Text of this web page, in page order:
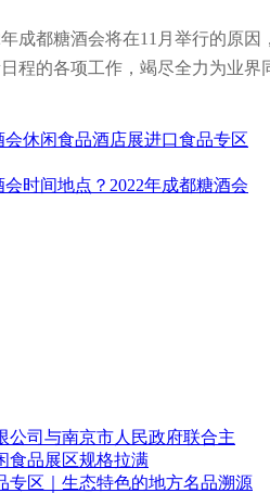
成都糖酒会将在11月举行的原因
程的各项工作，竭尽全力为业
会休闲食品酒店展进口食品专区
会时间地点？2022年成都糖酒会
公司与南京市人民政府联合主
食品展区规格拉满
专区｜生态特色的地方名品溯源